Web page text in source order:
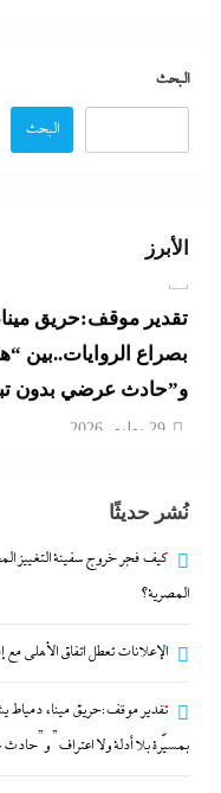
البحث
البحث
الأبرز
جديدة في وجه الحكومة
بصراع الروايات..بين
و”حادث عرضي بدون
عالمية..والأروع أنها
29 يوليو، 2026
جديدة في وجه الحكومة
نُشر حديثًا
كيف فجر خروج سفينة التغييز
المصرية؟
الإعلانات تعطل اتفاق الأهلى مع
تقدير موقف:حريق ميناء دمياط
بمسيّرة بلا أدلة ولا اعتراف”